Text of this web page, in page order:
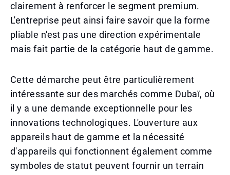
clairement à renforcer le segment premium.
L'entreprise peut ainsi faire savoir que la forme
pliable n'est pas une direction expérimentale
mais fait partie de la catégorie haut de gamme.
Cette démarche peut être particulièrement
intéressante sur des marchés comme Dubaï, où
il y a une demande exceptionnelle pour les
innovations technologiques. L'ouverture aux
appareils haut de gamme et la nécessité
d'appareils qui fonctionnent également comme
symboles de statut peuvent fournir un terrain